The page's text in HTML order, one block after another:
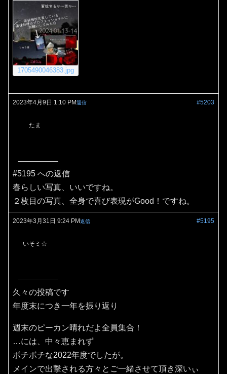
1705490046383.jpg
2023年4月9日 1:10 PM #5203
返信
たま
#5195 への返信
春らしい写真、いいですね。
２枚目の写真、全身で喜び表現がGood！ですね。
2023年3月31日 9:24 PM #5195
返信
いそミ☆
久々の投稿です
年度末につき一年を振り返り
週末のピーカン晴れだよ全員集合！
…には、中々恵まれず
ボチボチな2022年度でしたが。
メインで出撃される方々とご一緒させて頂き深いぃ